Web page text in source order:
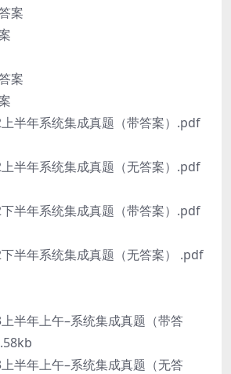
案
案
半年系统集成真题（带答案）.pdf
半年系统集成真题（无答案）.pdf
半年系统集成真题（带答案）.pdf
半年系统集成真题（无答案） .pdf
半年上午–系统集成真题（带答
半年上午–系统集成真题（无答